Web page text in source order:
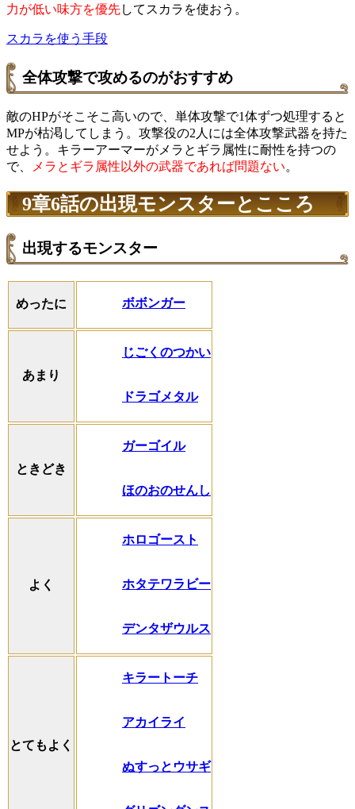
力が低い味方を優先してスカラを使おう。
スカラを使う手段
全体攻撃で攻めるのがおすすめ
敵のHPがそこそこ高いので、単体攻撃で1体ずつ処理すると
MPが枯渇してしまう。攻撃役の2人には全体攻撃武器を持た
せよう。キラーアーマーがメラとギラ属性に耐性を持つの
で、
メラとギラ属性以外の武器であれば問題ない。
9章6話の出現モンスターとこころ
出現するモンスター
めったに ボボンガー
あまり
じごくのつかい
ドラゴメタル
ときどき
ガーゴイル
ほのおのせんし
よく
ホロゴースト
ホタテワラビー
デンタザウルス
とてもよく
キラートーチ
アカイライ
ぬすっとウサギ